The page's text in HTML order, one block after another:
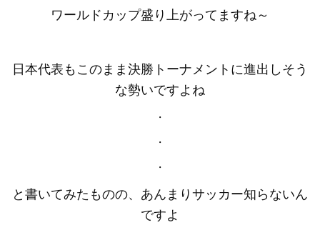
ワールドカップ盛り上がってますね～
日本代表もこのまま決勝トーナメントに進出しそう
な勢いですよね
・
・
・
と書いてみたものの、あんまりサッカー知らないん
ですよ